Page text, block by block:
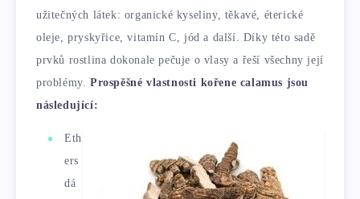
užitečných látek: organické kyseliny, těkavé, éterické
oleje, pryskyřice, vitamín C, jód a další. Díky této sadě
prvků rostlina dokonale pečuje o vlasy a řeší všechny její
problémy. Prospěšné vlastnosti kořene calamus jsou
následující:
Eth
ers
dá